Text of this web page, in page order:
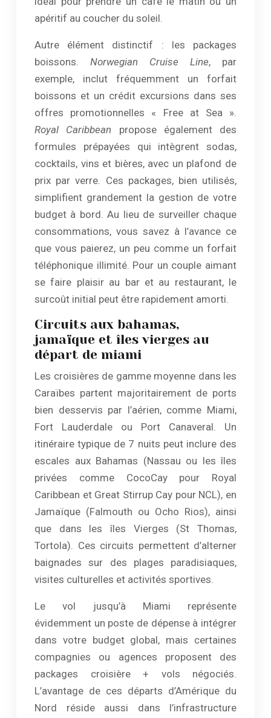
apéritif au coucher du soleil.
Autre élément distinctif : les packages
boissons. Norwegian Cruise Line, par
exemple, inclut fréquemment un forfait
boissons et un crédit excursions dans ses
offres promotionnelles « Free at Sea ».
Royal Caribbean propose également des
formules prépayées qui intègrent sodas,
cocktails, vins et bières, avec un plafond de
prix par verre. Ces packages, bien utilisés,
simplifient grandement la gestion de votre
budget à bord. Au lieu de surveiller chaque
consommations, vous savez à l’avance ce
que vous paierez, un peu comme un forfait
téléphonique illimité. Pour un couple aimant
se faire plaisir au bar et au restaurant, le
surcoût initial peut être rapidement amorti.
Circuits aux bahamas,
jamaïque et îles vierges au
départ de miami
Les croisières de gamme moyenne dans les
Caraïbes partent majoritairement de ports
bien desservis par l’aérien, comme Miami,
Fort Lauderdale ou Port Canaveral. Un
itinéraire typique de 7 nuits peut inclure des
escales aux Bahamas (Nassau ou les îles
privées comme CocoCay pour Royal
Caribbean et Great Stirrup Cay pour NCL), en
Jamaïque (Falmouth ou Ocho Rios), ainsi
que dans les îles Vierges (St Thomas,
Tortola). Ces circuits permettent d’alterner
baignades sur des plages paradisiaques,
visites culturelles et activités sportives.
Le vol jusqu’à Miami représente
évidemment un poste de dépense à intégrer
dans votre budget global, mais certaines
compagnies ou agences proposent des
packages croisière + vols négociés.
L’avantage de ces départs d’Amérique du
Nord réside aussi dans l’infrastructure